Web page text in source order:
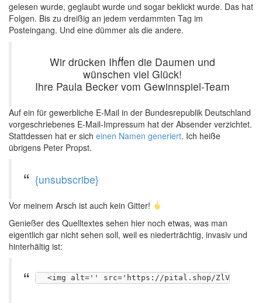
gelesen wurde, geglaubt wurde und sogar beklickt wurde. Das hat
Folgen. Bis zu dreißig an jedem verdammten Tag im
Posteingang. Und eine dümmer als die andere.
Wir drücken Ihnen die Daumen und
wünschen viel Glück!
Ihre Paula Becker vom Gewinnspiel-Team
Auf ein für gewerbliche E-Mail in der Bundesrepublik Deutschland
vorgeschriebenes E-Mail-Impressum hat der Absender verzichtet.
Stattdessen hat er sich einen Namen generiert. Ich heiße
übrigens Peter Propst.
{unsubscribe}
Vor meinem Arsch ist auch kein Gitter!
Genießer des Quelltextes sehen hier noch etwas, was man
eigentlich gar nicht sehen soll, weil es niederträchtig, invasiv und
hinterhältig ist: